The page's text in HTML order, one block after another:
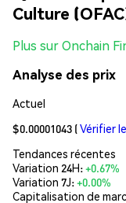
Culture
Plus sur Onchain
Analyse des prix
Actuel
$0.00001043 (Vérifier
Tendances récentes
Variation 24H:+0.67%
Variation 7J:+0.00%
Capitalisation de